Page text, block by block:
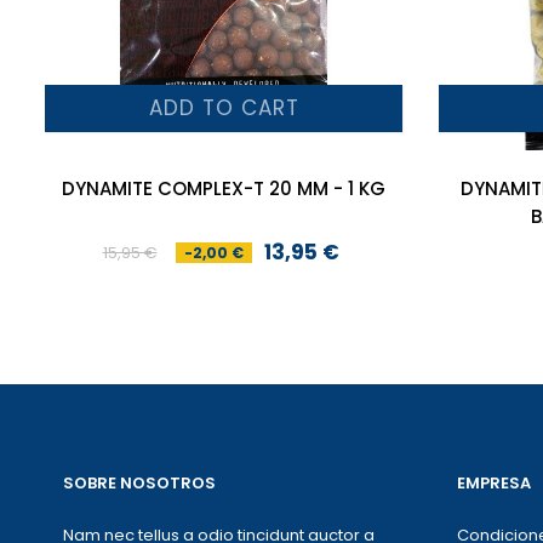
ADD TO CART
DYNAMITE COMPLEX-T 20 MM - 1 KG
Preço
15,95 € -2,00 €
Preço13,95 €
SOBRE NOSOTROS
Nam nec tellus a odio tincidunt auctor a
EMPRESA